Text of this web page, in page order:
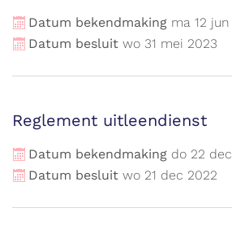
Datum bekendmaking ma 12 jun
Datum besluit wo 31 mei 2023
Reglement uitleendienst
Datum bekendmaking do 22 dec
Datum besluit wo 21 dec 2022